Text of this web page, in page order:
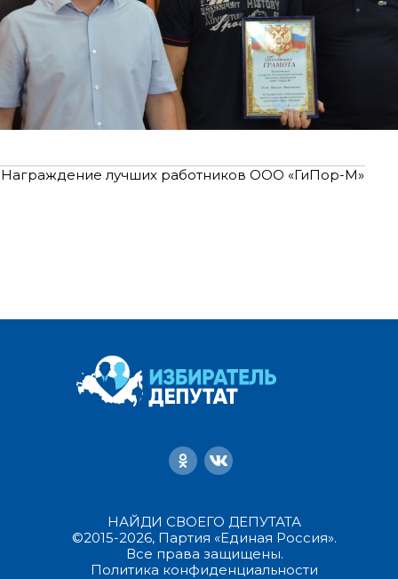
Награждение лучших работников ООО «ГиПор-М»
НАЙДИ СВОЕГО ДЕПУТАТА
©2015-2026, Партия «Единая Россия».
Все права защищены.
Политика конфиденциальности